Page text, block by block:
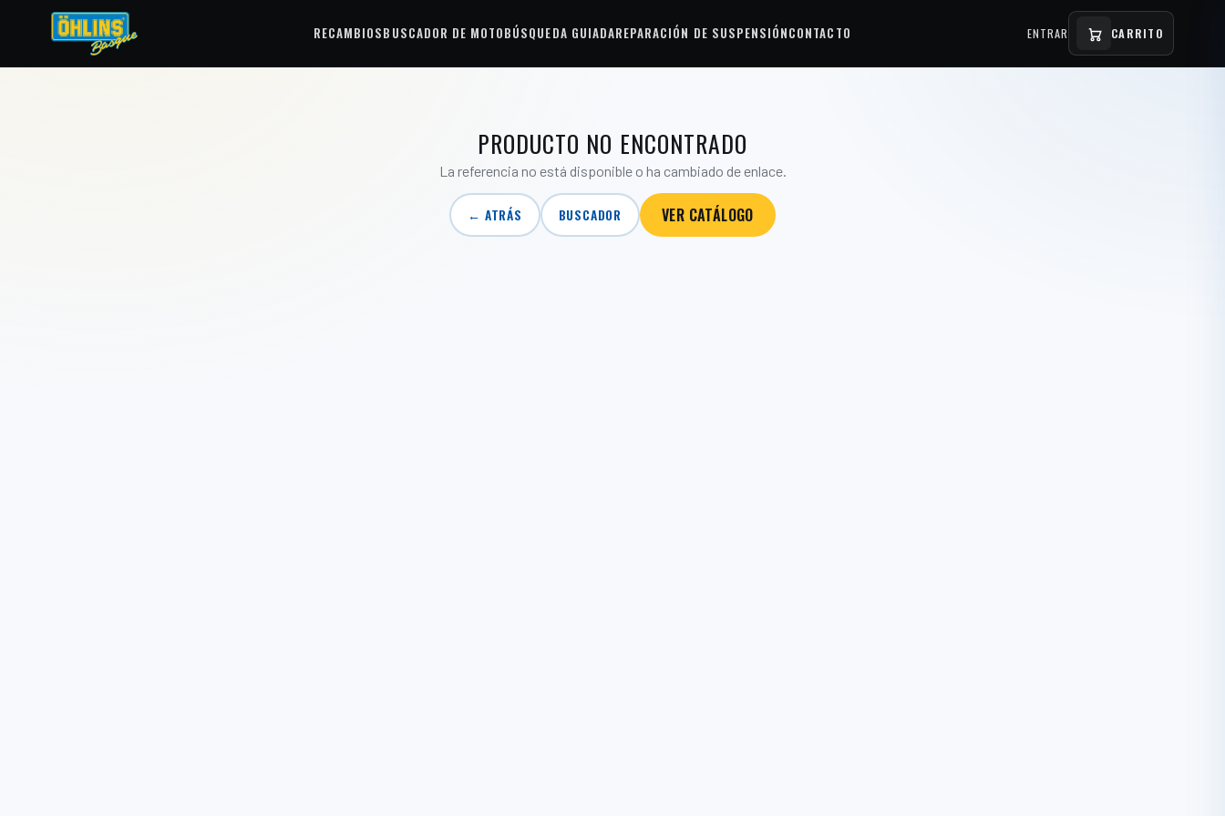
RECAMBIOSBUSCADOR DE MOTOBÚSQUEDA GUIADAREPARACIÓN DE SUSPENSIÓNCONTACTO ENTRAR CARRITO
PRODUCTO NO ENCONTRADO
La referencia no está disponible o ha cambiado de enlace.
← ATRÁS BUSCADOR VER CATÁLOGO